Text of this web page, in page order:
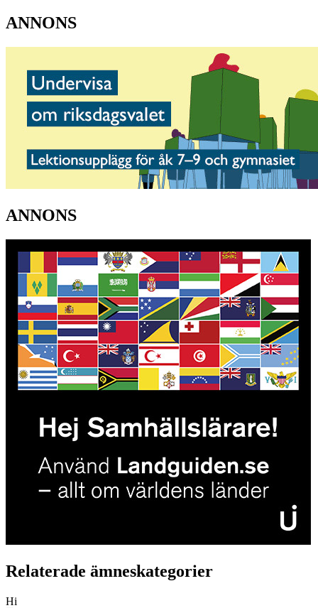
ANNONS
ANNONS
Relaterade ämneskategorier
Hi